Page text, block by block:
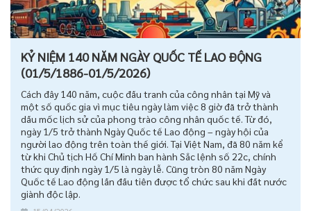
KỶ NIỆM 140 NĂM NGÀY QUỐC TẾ LAO ĐỘNG
(01/5/1886-01/5/2026)
Cách đây 140 năm, cuộc đấu tranh của công nhân tại Mỹ và
một số quốc gia vì mục tiêu ngày làm việc 8 giờ đã trở thành
dấu mốc lịch sử của phong trào công nhân quốc tế. Từ đó,
ngày 1/5 trở thành Ngày Quốc tế Lao động – ngày hội của
người lao động trên toàn thế giới. Tại Việt Nam, đã 80 năm kể
từ khi Chủ tịch Hồ Chí Minh ban hành Sắc lệnh số 22c, chính
thức quy định ngày 1/5 là ngày lễ. Cũng tròn 80 năm Ngày
Quốc tế Lao động lần đầu tiên được tổ chức sau khi đất nước
giành độc lập.